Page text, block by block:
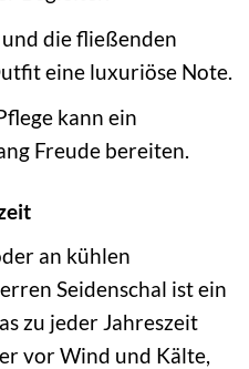
die fließenden
eine luxuriöse Note.
kann ein
Freude bereiten.
an kühlen
Seidenschal ist ein
zu jeder Jahreszeit
vor Wind und Kälte,